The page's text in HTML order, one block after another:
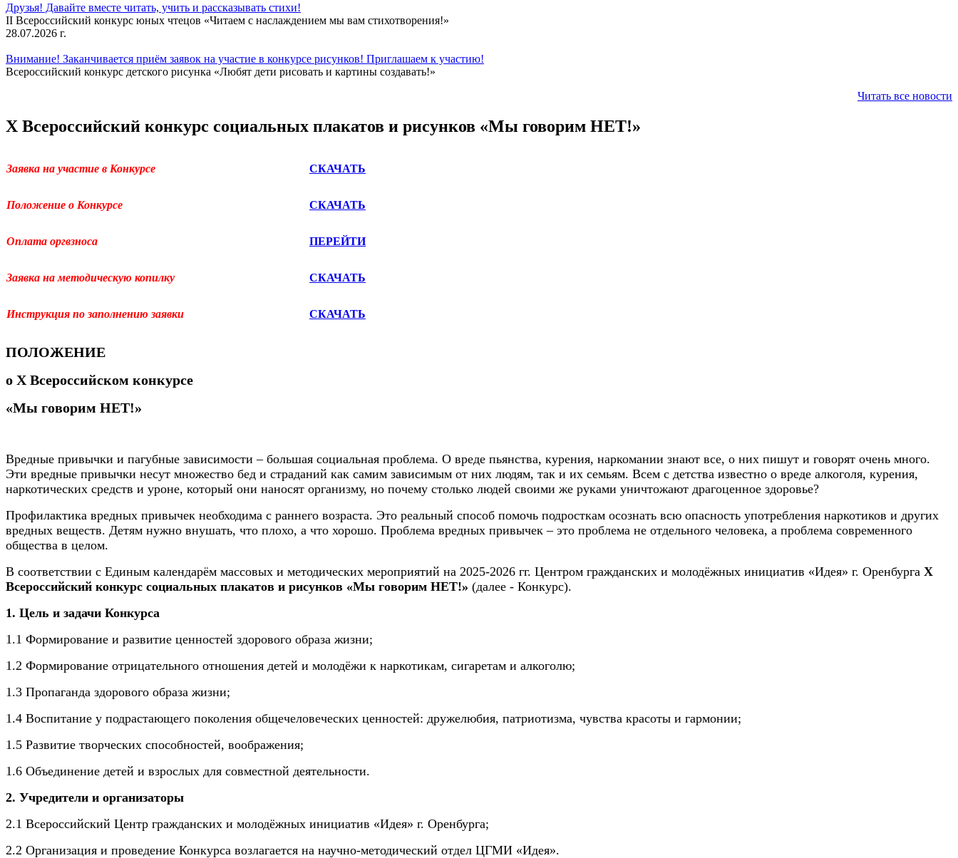
Друзья! Давайте вместе читать, учить и рассказывать стихи!
II Всероссийский конкурс юных чтецов «Читаем с наслаждением мы вам стихотворения!»
28.07.2026 г.
Внимание! Заканчивается приём заявок на участие в конкурсе рисунков! Приглашаем к участию!
Всероссийский конкурс детского рисунка «Любят дети рисовать и картины создавать!»
Читать все новости
X Всероссийский конкурс социальных плакатов и рисунков «Мы говорим НЕТ!»
Заявка на участие в Конкурсе СКАЧАТЬ
Положение о Конкурсе СКАЧАТЬ
Оплата оргвзноса ПЕРЕЙТИ
Заявка на методическую копилку СКАЧАТЬ
Инструкция по заполнению заявки СКАЧАТЬ
ПОЛОЖЕНИЕ
о X Всероссийском конкурсе
«Мы говорим НЕТ!»
Вредные привычки и пагубные зависимости – большая социальная проблема. О вреде пьянства, курения, наркомании знают все, о них пишут и говорят очень много.
Эти вредные привычки несут множество бед и страданий как самим зависимым от них людям, так и их семьям. Всем с детства известно о вреде алкоголя, курения,
наркотических средств и уроне, который они наносят организму, но почему столько людей своими же руками уничтожают драгоценное здоровье?
Профилактика вредных привычек необходима с раннего возраста. Это реальный способ помочь подросткам осознать всю опасность употребления наркотиков и других
вредных веществ. Детям нужно внушать, что плохо, а что хорошо. Проблема вредных привычек – это проблема не отдельного человека, а проблема современного
общества в целом.
В соответствии с Единым календарём массовых и методических мероприятий на 2025-2026 гг. Центром гражданских и молодёжных инициатив «Идея» г. Оренбурга X
Всероссийский конкурс социальных плакатов и рисунков «Мы говорим НЕТ!» (далее - Конкурс).
1. Цель и задачи Конкурса
1.1 Формирование и развитие ценностей здорового образа жизни;
1.2 Формирование отрицательного отношения детей и молодёжи к наркотикам, сигаретам и алкоголю;
1.3 Пропаганда здорового образа жизни;
1.4 Воспитание у подрастающего поколения общечеловеческих ценностей: дружелюбия, патриотизма, чувства красоты и гармонии;
1.5 Развитие творческих способностей, воображения;
1.6 Объединение детей и взрослых для совместной деятельности.
2. Учредители и организаторы
2.1 Всероссийский Центр гражданских и молодёжных инициатив «Идея» г. Оренбурга;
2.2 Организация и проведение Конкурса возлагается на научно-методический отдел ЦГМИ «Идея».